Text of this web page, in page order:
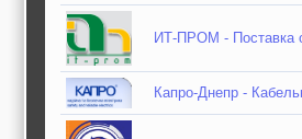
ИТ-ПРОМ - Поставка
Капро-Днепр -